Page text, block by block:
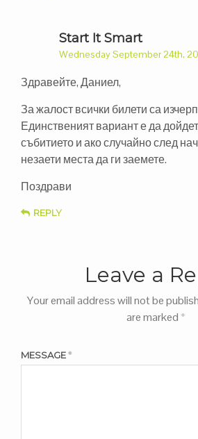
Start It Smart
Wednesday September 24th,
Здравейте, Даниел,
За жалост всички билети са
Единственият вариант е да
събитието и ако случайно след
незаети места да ги заемете.
Поздрави
REPLY
Leave a
Your email address will not be
are marked*
MESSAGE*